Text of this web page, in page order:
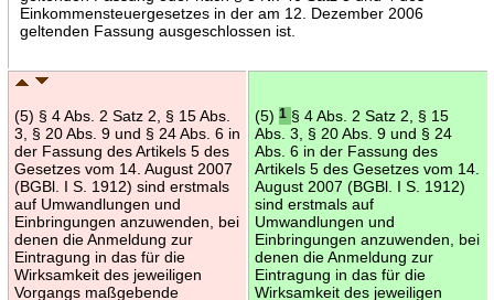
Einkommensteuergesetzes in der am 12. Dezember 2006
geltenden Fassung ausgeschlossen ist.
(5) § 4 Abs. 2 Satz 2, § 15 Abs.
3, § 20 Abs. 9 und § 24 Abs. 6 in
der Fassung des Artikels 5 des
Gesetzes vom 14. August 2007
(BGBl. I S. 1912) sind erstmals
auf Umwandlungen und
Einbringungen anzuwenden, bei
denen die Anmeldung zur
Eintragung in das für die
Wirksamkeit des jeweiligen
Vorgangs maßgebende
(5) 1 § 4 Abs. 2 Satz 2, § 15
Abs. 3, § 20 Abs. 9 und § 24
Abs. 6 in der Fassung des
Artikels 5 des Gesetzes vom 14.
August 2007 (BGBl. I S. 1912)
sind erstmals auf
Umwandlungen und
Einbringungen anzuwenden, bei
denen die Anmeldung zur
Eintragung in das für die
Wirksamkeit des jeweiligen